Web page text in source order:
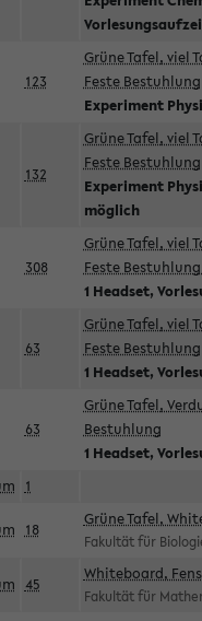
123
Grüne Tafel, viel
Feste Bestuhlung
Experiment
132
Grüne Tafel, viel
Feste Bestuhlung
Experiment
möglich
308
Grüne Tafel, viel
Feste
1 Headset,
63
Grüne Tafel, viel
Feste Bestuhlung
1 Headset,
63
Grüne Tafel,
Bestuhlung
1 Headset,
1
18
Grüne Tafel,
Fakultät für
45
Whiteboard,
Fakultät für